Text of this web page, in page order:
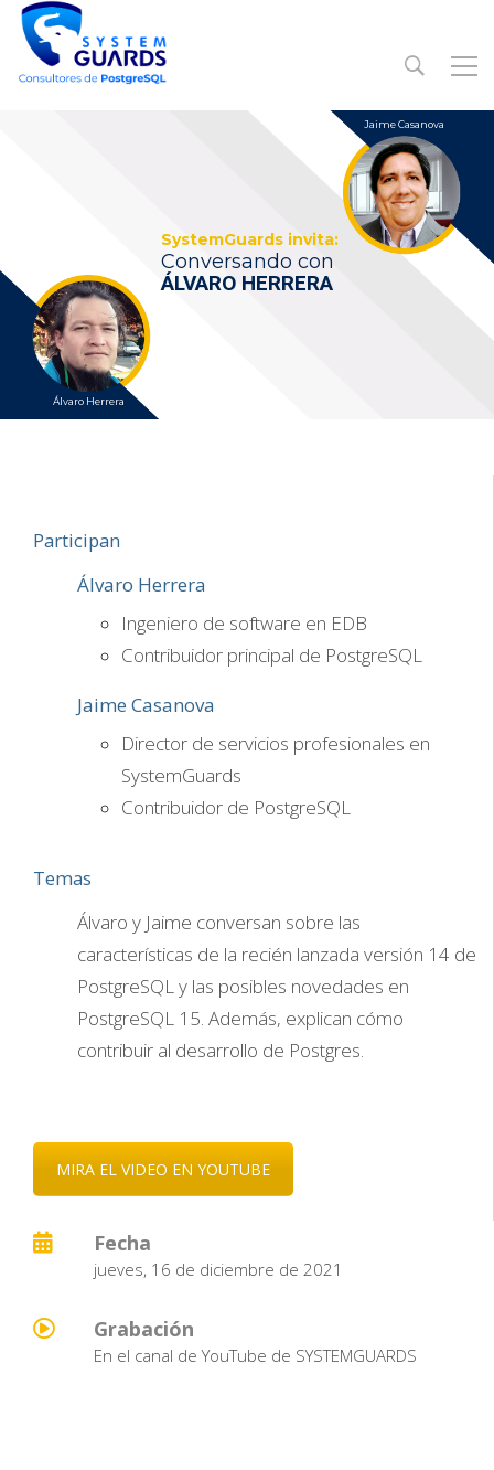
SystemGuards invita:
Conversando con
ÁLVARO HERRERA
Jaime Casanova
Álvaro Herrera
Participan
Álvaro Herrera
Ingeniero de software en EDB
Contribuidor principal de PostgreSQL
Jaime Casanova
Director de servicios profesionales en
SystemGuards
Contribuidor de PostgreSQL
Temas
Álvaro y Jaime conversan sobre las
características de la recién lanzada versión 14 de
PostgreSQL y las posibles novedades en
PostgreSQL 15. Además, explican cómo
contribuir al desarrollo de Postgres.
MIRA EL VIDEO EN YOUTUBE
Fecha
jueves, 16 de diciembre de 2021
Grabación
En el canal de YouTube de SYSTEMGUARDS